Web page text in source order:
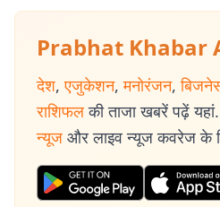
Prabhat Khabar
देश, एजुकेशन, मनोरंजन,
राशिफल की ताजा खबरें पढ़ें
न्यूज और लाइव न्यूज कवरेज के